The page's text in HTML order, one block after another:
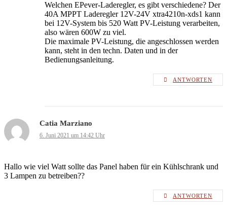
Welchen EPever-Laderegler, es gibt verschiedene? Der
40A MPPT Laderegler 12V-​24V xtra4210n-​xds1 kann
bei 12V-System bis 520 Watt PV-Leistung verarbeiten,
also wären 600W zu viel.
Die maximale PV-Leistung, die angeschlossen werden
kann, steht in den techn. Daten und in der
Bedienungsanleitung.
ANTWORTEN
Catia Marziano
6. Juni 2021 um 14:42 Uhr
Hallo wie viel Watt sollte das Panel haben für ein Kühlschrank und
3 Lampen zu betreiben??
ANTWORTEN